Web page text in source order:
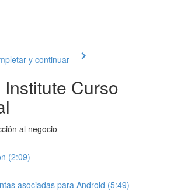
y continuar
Curso
al negocio
(2:09)
asociadas para Android (5:49)